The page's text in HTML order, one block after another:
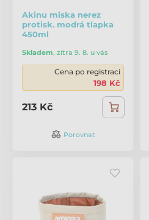
Akinu miska nerez
protisk. modrá tlapka
450ml
Skladem, zítra 9. 8. u vás
Cena po registraci
198 Kč
213 Kč
Porovnat